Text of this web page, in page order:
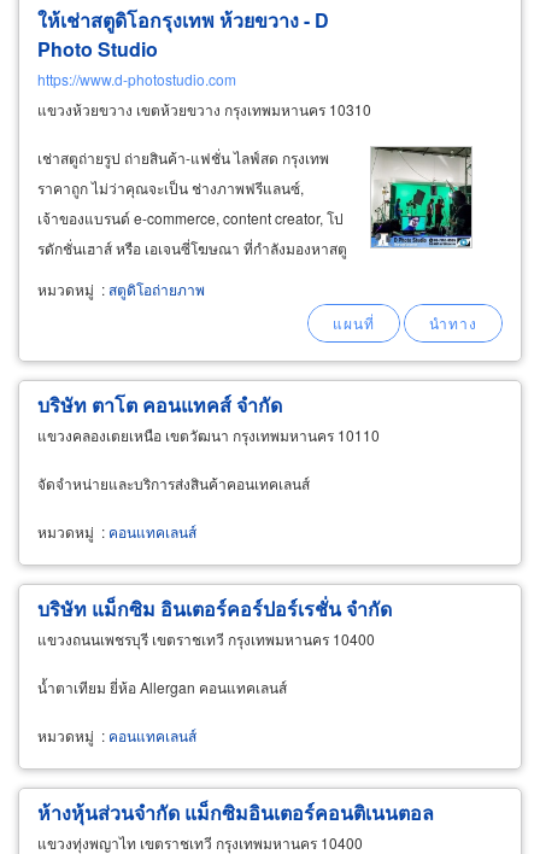
ให้เช่าสตูดิโอกรุงเทพ ห้วยขวาง - D
Photo Studio
https://www.d-photostudio.com
แขวงห้วยขวาง เขตห้วยขวาง กรุงเทพมหานคร 10310
เช่าสตูถ่ายรูป ถ่ายสินค้า-แฟชั่น ไลฟ์สด กรุงเทพ
ราคาถูก ไม่ว่าคุณจะเป็น ช่างภาพฟรีแลนซ์,
เจ้าของแบรนด์ e-commerce, content creator, โป
รดักชั่นเฮาส์ หรือ เอเจนซี่โฆษณา ที่กำลังมองหาสตู
ดิโอให้เช่าในกรุงเทพฯ ที่ครบวงจร d photo studio
(โดย บริษัท สยามโฟโต้ จำกัด) มีพื้นที่และอุปกรณ์
ที่พร้อมสนับสนุนทุกความคิดสร้างสรรค์ของคุณ
หมวดหมู่ :สตูดิโอถ่ายภาพ
บริษัท ตาโต คอนแทคส์ จำกัด
แขวงคลองเตยเหนือ เขตวัฒนา กรุงเทพมหานคร 10110
จัดจำหน่ายและบริการส่งสินค้าคอนเทคเลนส์
หมวดหมู่ : คอนแทคเลนส์
บริษัท แม็กซิม อินเตอร์คอร์ปอร์เรชั่น จำกัด
แขวงถนนเพชรบุรี เขตราชเทวี กรุงเทพมหานคร 10400
น้ำตาเทียม ยี่ห้อ Allergan คอนแทคเลนส์
หมวดหมู่ : คอนแทคเลนส์
ห้างหุ้นส่วนจำกัด แม็กซิมอินเตอร์คอนติเนนตอล
แขวงทุ่งพญาไท เขตราชเทวี กรุงเทพมหานคร 10400